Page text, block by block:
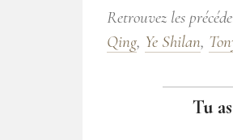
Retrouvez les
Qing, Ye Shilan,
Tu